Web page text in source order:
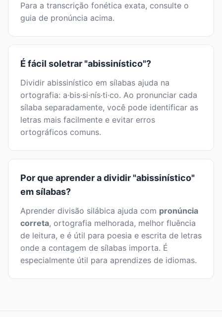
Para a transcrição fonética exata, consulte o
guia de pronúncia acima.
É fácil soletrar "abissinístico"?
Dividir abissinístico em sílabas ajuda na
ortografia: a·bis·si·nís·ti·co. Ao pronunciar cada
sílaba separadamente, você pode identificar as
letras mais facilmente e evitar erros
ortográficos comuns.
Por que aprender a dividir "abissinístico"
em sílabas?
Aprender divisão silábica ajuda com pronúncia
correta, ortografia melhorada, melhor fluência
de leitura, e é útil para poesia e escrita de letras
onde a contagem de sílabas importa. É
especialmente útil para aprendizes de idiomas.